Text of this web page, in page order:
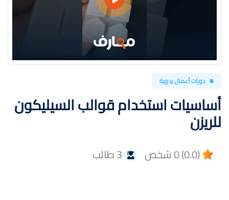
دورات أعمال يدوية
أساسيات استخدام قوالب السيليكون
للريزن
(0.0) 0 شخص 3 طالب